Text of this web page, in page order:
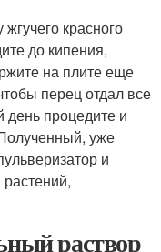
красного
до кипения,
на плите еще
перец отдал все
процедите и
уже
и
раствор